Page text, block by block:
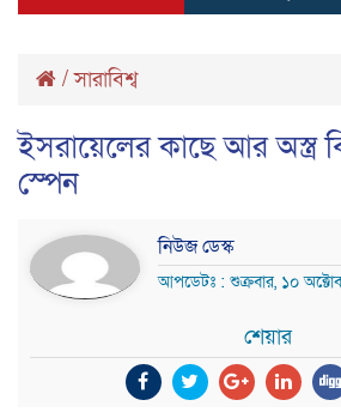
/সারাবিশ্ব
ইসরায়েলের কাছে আর অস্ত্র
স্পেন
নিউজ ডেস্ক
আপডেটঃ : শুক্রবার, ১০
শেয়ার